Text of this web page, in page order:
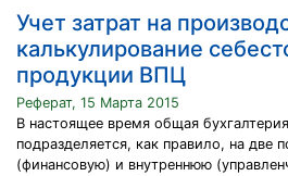
Учет затрат на
калькулирование
продукции ВПЦ
Реферат, 15 Марта 2015
В настоящее время общая
подразделяется, как правило, на две
(финансовую) и внутреннюю